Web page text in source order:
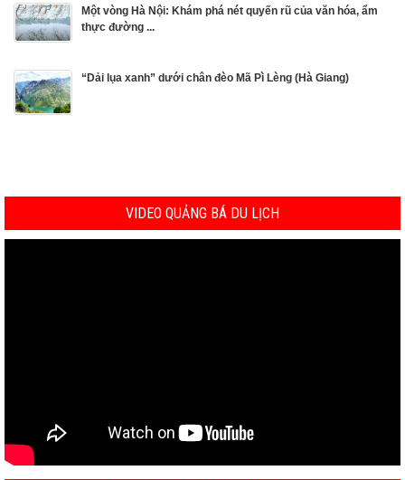
Một vòng Hà Nội: Khám phá nét quyến rũ của văn hóa, ẩm
thực đường ...
“Dải lụa xanh” dưới chân đèo Mã Pì Lèng (Hà Giang)
VIDEO QUẢNG BÁ DU LỊCH